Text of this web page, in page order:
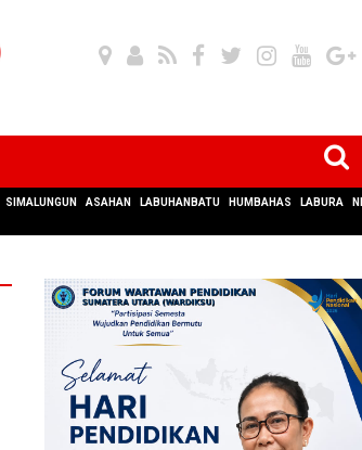
SIMALUNGUN ASAHAN LABUHANBATU HUMBAHAS LABURA